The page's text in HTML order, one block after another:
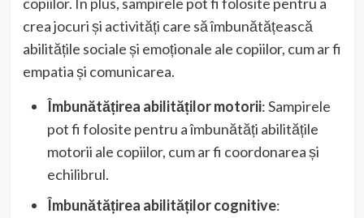
crea jocuri și activități care să îmbunătățească
abilitățile sociale și emoționale ale copiilor, cum ar fi
empatia și comunicarea.
Îmbunătățirea abilităților motorii: Sampirele
pot fi folosite pentru a îmbunătăți abilitățile
motorii ale copiilor, cum ar fi coordonarea și
echilibrul.
Îmbunătățirea abilităților cognitive: